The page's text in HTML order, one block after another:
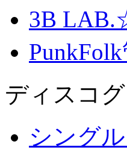
3B
ディスコ
シングル